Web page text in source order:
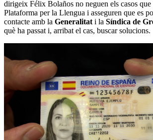
dirigeix Félix Bolaños no neguen els casos que
Plataforma per la Llengua i asseguren que es
contacte amb la Generalitat i la Síndica de
què ha passat i, arribat el cas, buscar solucions.